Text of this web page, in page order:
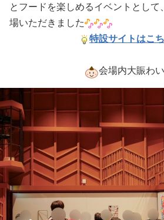
とフードを楽しめるイベントとし
場いただきました
特設サイトはこ
会場内大賑わい